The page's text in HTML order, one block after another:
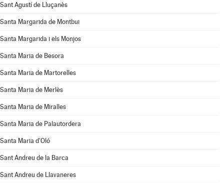
Sant Agustí de Lluçanès
Santa Margarida de Montbui
Santa Margarida i els Monjos
Santa Maria de Besora
Santa Maria de Martorelles
Santa Maria de Merlès
Santa Maria de Miralles
Santa Maria de Palautordera
Santa Maria d'Oló
Sant Andreu de la Barca
Sant Andreu de Llavaneres